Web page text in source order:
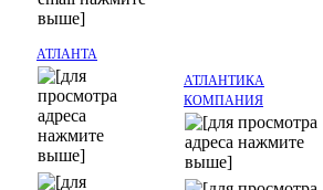
АТЛАНТА
АТЛАНТИКА
КОМПАНИЯ